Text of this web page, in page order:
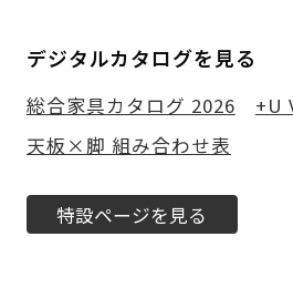
デジタルカタログを見る
総合家具カタログ 2026
+U
天板×脚 組み合わせ表
特設ページを見る